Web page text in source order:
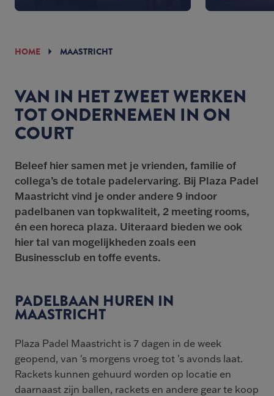
HOME MAASTRICHT
VAN IN HET ZWEET WERKEN
TOT ONDERNEMEN IN ON
COURT
Beleef hier samen met je vrienden, familie of
collega’s de totale padelervaring. Bij Plaza Padel
Maastricht vind je onder andere 9 indoor
padelbanen van topkwaliteit, 2 meeting rooms,
én een horeca plaza. Uiteraard bieden we ook
hier tal van mogelijkheden zoals een
Businessclub en toffe events.
PADELBAAN HUREN IN
MAASTRICHT
Plaza Padel Maastricht is 7 dagen in de week
geopend, van 's morgens vroeg tot 's avonds laat.
Rackets kunnen gehuurd worden op locatie en
daarnaast zijn ballen, rackets en andere gear te koop